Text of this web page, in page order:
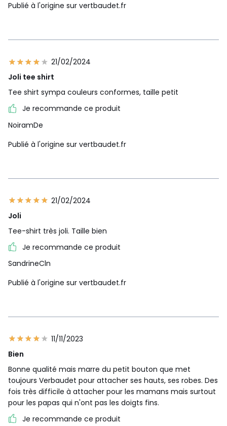
Publié à l'origine sur vertbaudet.fr
21/02/2024
Joli tee shirt
Tee shirt sympa couleurs conformes, taille petit
Je recommande ce produit
NoiramDe
Publié à l'origine sur vertbaudet.fr
21/02/2024
Joli
Tee-shirt très joli. Taille bien
Je recommande ce produit
SandrineCln
Publié à l'origine sur vertbaudet.fr
11/11/2023
Bien
Bonne qualité mais marre du petit bouton que met
toujours Verbaudet pour attacher ses hauts, ses robes. Des
fois très difficile à attacher pour les mamans mais surtout
pour les papas qui n'ont pas les doigts fins.
Je recommande ce produit